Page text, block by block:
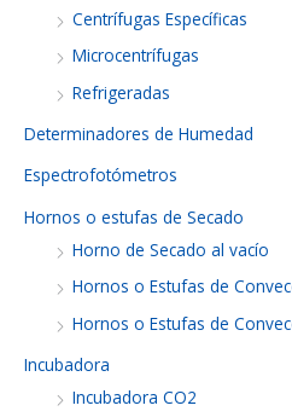
Centrífugas Específicas
Microcentrífugas
Refrigeradas
Determinadores de Humedad
Espectrofotómetros
Hornos o estufas de Secado
Horno de Secado al vacío
Hornos o Estufas de
Hornos o Estufas de
Incubadora
Incubadora CO2